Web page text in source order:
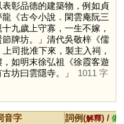
彰品德的建築物，例如貞
《古今小說．閑雲庵阮三
九歲上守寡，一生不嫁，
牌坊。」清代吳敬梓《儒
司批准下來，製主入祠，
如明末徐弘祖《徐霞客遊
坊曰雲隱寺。」
1011 字
音字 詞例(解釋) / 備